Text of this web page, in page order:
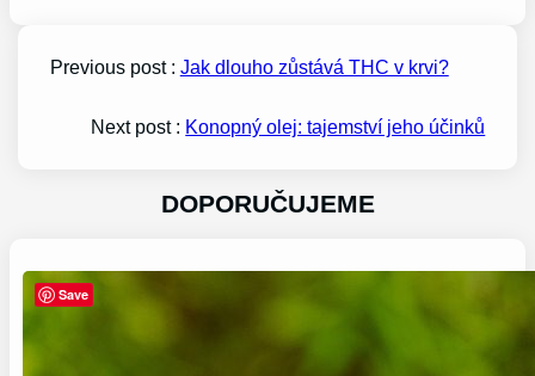
Previous post : Jak dlouho zůstává THC v krvi?
Next post : Konopný olej: tajemství jeho účinků
DOPORUČUJEME
Save